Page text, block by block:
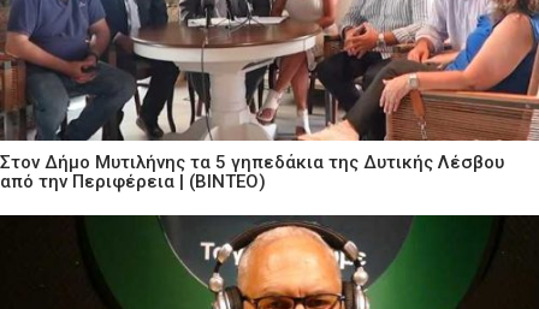
Στον Δήμο Μυτιλήνης τα 5 γηπεδάκια της Δυτικής Λέσβου
από την Περιφέρεια | (ΒΙΝΤΕΟ)